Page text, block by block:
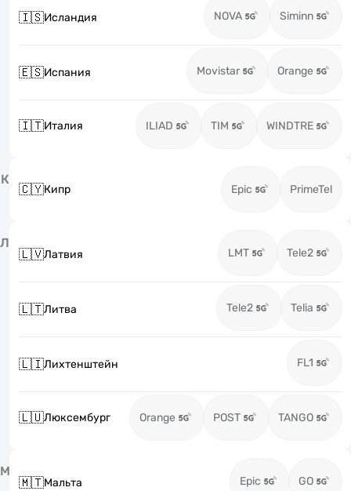
🇮🇸Исландия NOVA Siminn
🇪🇸Испания Movistar Orange
🇮🇹Италия ILIAD TIM WINDTRE
К
🇨🇾Кипр Epic PrimeTel
Л
🇱🇻Латвия LMT Tele2
🇱🇹Литва Tele2 Telia
🇱🇮Лихтенштейн FL1
🇱🇺Люксембург Orange POST TANGO
М
🇲🇹Мальта Epic GO